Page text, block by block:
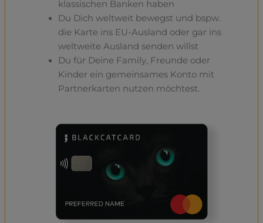
klassischen Banken haben
Du Dich weltweit bewegst und bspw.
die Karte ins EU-Ausland oder gar ins
weltweite Ausland senden willst
Du für Deine Family, Freunde oder
Kinder ein gemeinsames Konto mit
Partnerkarten nutzen möchtest.